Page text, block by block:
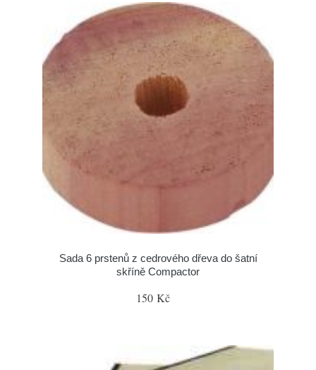
Sada 6 prstenů z cedrového dřeva do šatní
skříně Compactor
150 Kč